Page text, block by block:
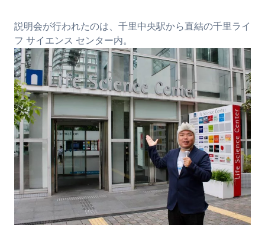
説明会が行われたのは、千里中央駅から直結の千里ライ
フ サイエンス センター内。